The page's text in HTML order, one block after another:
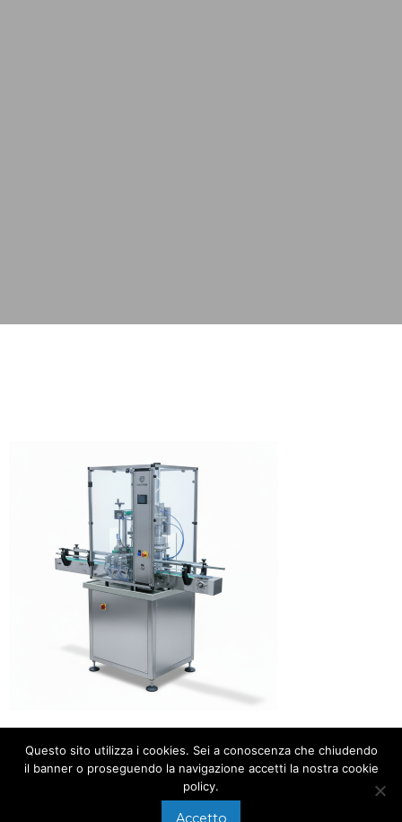
Questo sito utilizza i cookies. Sei a conoscenza che chiudendo
il banner o proseguendo la navigazione accetti la nostra cookie
policy.
Accetto